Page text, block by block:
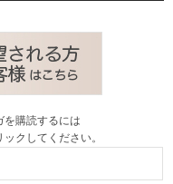
を購読するには
クしてください。